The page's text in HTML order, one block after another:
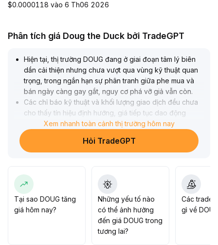
$0.0000118 vào 6 Th06 2026
Phân tích giá Doug the Duck bởi TradeGPT
Hiện tại, thị trường DOUG đang ở giai đoạn tâm lý biên
dần cải thiện nhưng chưa vượt qua vùng kỹ thuật quan
trọng, trong ngắn hạn sự phân tranh giữa phe mua và
bán ngày càng gay gắt, nguy cơ phá vỡ giả vẫn còn.
Các chỉ báo kỹ thuật và khối lượng giao dịch đều chưa
cho thấy tín hiệu định hướng, giá tiếp tục dao động
quanh vùng hỗ trợ/kháng cự then chốt
Khuyến nghị nhà đầu tư nên tiếp tục theo dõi khả năng
tăng mạnh khối lượng cùng sự cộng hưởng giá đi lên;
xác lập; ngược lại, cần cảnh giác cao với rủi ro dao
động trong vùng và điều chỉnh giảm, nên ưu tiên phòng
thủ và điều chỉnh linh hoạt khi giao dịch.
Xem nhanh toàn cảnh thị trường hôm nay
Hỏi TradeGPT
Tại sao DOUG tăng
giá hôm nay?
Những yếu tố nào
có thể ảnh hưởng
đến giá DOUG trong
tương lai?
Các trader
gì về